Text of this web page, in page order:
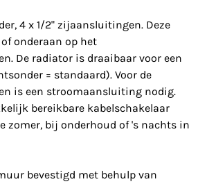
4 x 1/2" zijaansluitingen. Deze
onderaan op het
De radiator is draaibaar voor een
= standaard). Voor de
is een stroomaansluiting nodig.
bereikbare kabelschakelaar
zomer, bij onderhoud of 's nachts in
bevestigd met behulp van